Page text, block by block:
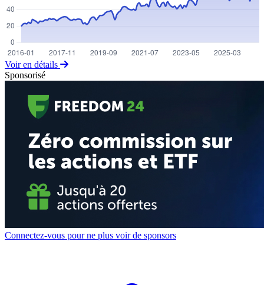
Voir en détails
Sponsorisé
Connectez-vous pour ne plus voir de sponsors